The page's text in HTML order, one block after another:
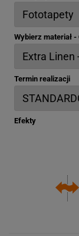
Wybierz materiał
Termin realizacji
Efekty